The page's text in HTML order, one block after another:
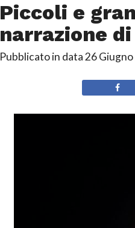
Piccoli e
narrazione di
Pubblicato in data26